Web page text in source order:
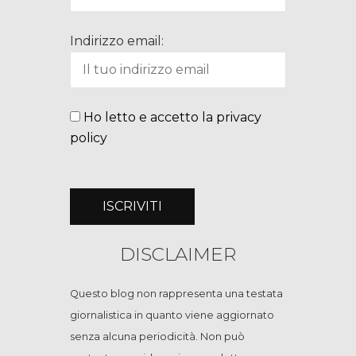
Indirizzo email:
Ho letto e accetto la privacy
policy
DISCLAIMER
Questo blog non rappresenta una testata
giornalistica in quanto viene aggiornato
senza alcuna periodicità. Non può